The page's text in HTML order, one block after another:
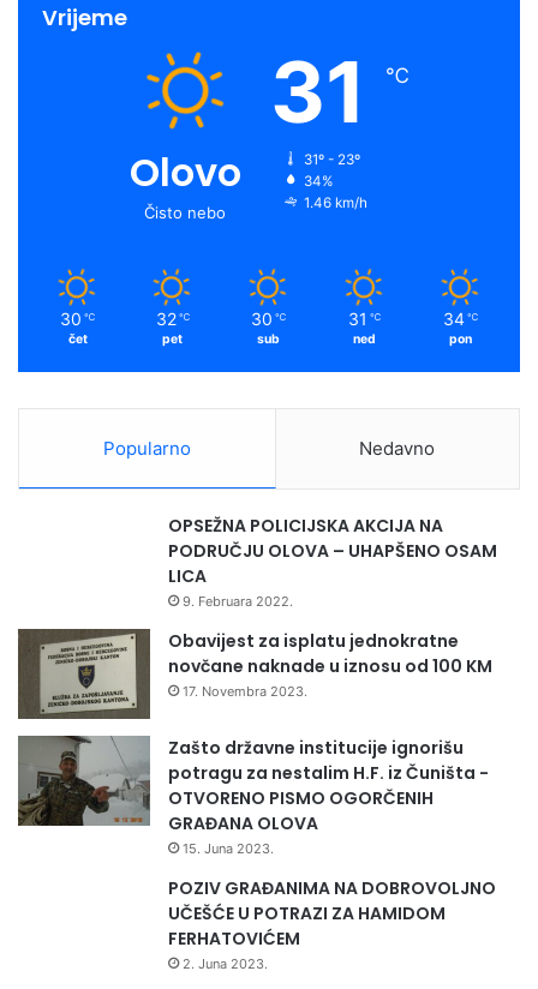
Vrijeme
Olovo
Čisto nebo
31 ℃
31º - 23º
34%
1.46 km/h
30 ℃
čet
32 ℃
pet
30 ℃
sub
31 ℃
ned
34 ℃
pon
Popularno Nedavno
OPSEŽNA POLICIJSKA AKCIJA NA
PODRUČJU OLOVA – UHAPŠENO OSAM
LICA
9. Februara 2022.
Obavijest za isplatu jednokratne
novčane naknade u iznosu od 100 KM
17. Novembra 2023.
Zašto državne institucije ignorišu
potragu za nestalim H.F. iz Čuništa -
OTVORENO PISMO OGORČENIH
GRAĐANA OLOVA
15. Juna 2023.
POZIV GRAĐANIMA NA DOBROVOLJNO
UČEŠĆE U POTRAZI ZA HAMIDOM
FERHATOVIĆEM
2. Juna 2023.